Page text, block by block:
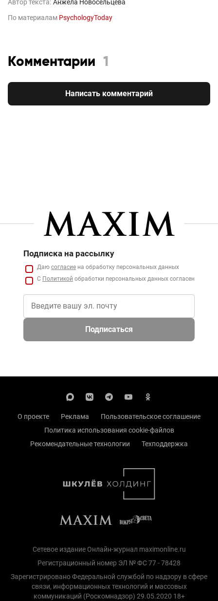
Автор текста: Анжела Новосельцева
По материалам PsychologyToday
Комментарии 1
Написать комментарий
Подписка на рассылку
Даю согласие на обработку персональных данных
С Политикой обработки персональных данных согласен
Подписаться
О проекте Реклама
Пользовательское соглашение
Политика использования cookie-файлов
Рекомендательные технологии
Техподдержка
Сетевое издание Онлайн-журнал maximonline.ru
Регистрационный номер ЭЛ № ФС 77 - 78428
Зарегистрировано Федеральной службой по надзору в сфере
связи, информационных технологий и массовых
коммуникаций (Роскомнадзор) 29.05.2020 18+